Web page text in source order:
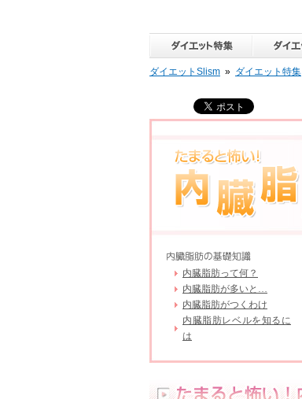
ダイエットSlism » ダイエット特集
内臓脂肪って何？
内臓脂肪が多いと…
内臓脂肪がつくわけ
内臓脂肪レベルを知るに
は